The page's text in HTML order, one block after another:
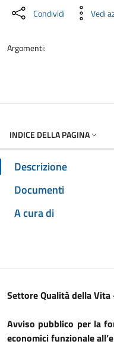
Condividi Vedi
Argomenti:
INDICE DELLA PAGINA
Descrizione
Documenti
A cura di
Settore Qualità della
Avviso pubblico per la
economici funzionale